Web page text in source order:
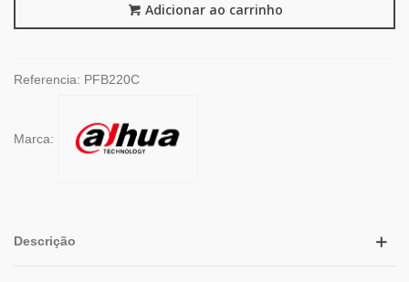
Adicionar ao carrinho
Referencia: PFB220C
Marca:
Descrição